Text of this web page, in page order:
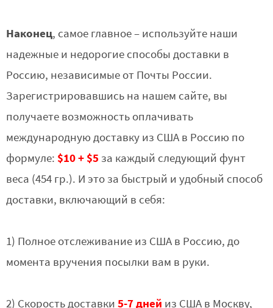
Наконец, самое главное – используйте наши
надежные и недорогие способы доставки в
Россию, независимые от Почты России.
Зарегистрировавшись на нашем сайте, вы
получаете возможность оплачивать
международную доставку из США в Россию по
формуле: $10 + $5 за каждый следующий фунт
веса (454 гр.). И это за быстрый и удобный способ
доставки, включающий в себя:
1) Полное отслеживание из США в Россию, до
момента вручения посылки вам в руки.
2) Скорость доставки 5-7 дней из США в Москву,